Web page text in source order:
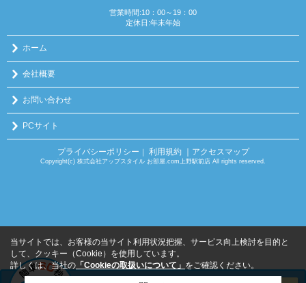
営業時間:10：00～19：00
定休日:年末年始
ホーム
会社概要
お問い合わせ
PCサイト
プライバシーポリシー ｜ 利用規約 ｜アクセスマップ
Copyright(c) 株式会社アップスタイル お部屋.com上野駅前店 All rights reserved.
当サイトでは、お客様の当サイト利用状況把握、サービス向上検討を目的と
して、クッキー（Cookie）を使用しています。
詳しくは、当社の 「Cookieの取扱いについて」 をご確認ください。